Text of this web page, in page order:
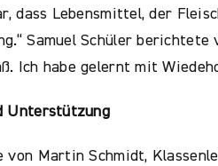
dass Lebensmittel, der
Samuel Schüler
Ich habe gelernt mit
Unterstützung
von Martin Schmidt,